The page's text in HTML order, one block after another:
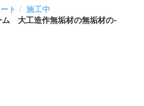
ト
施工中
ム 大工造作無垢材の無垢材の-